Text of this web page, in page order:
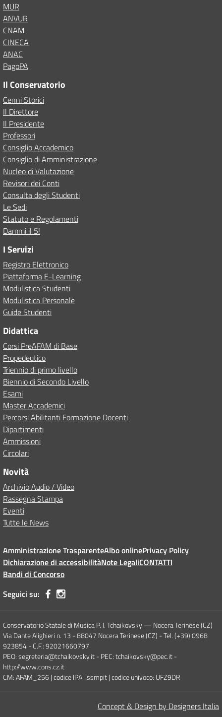
MUR
ANVUR
CNAM
CINECA
ANAC
PagoPA
Il Conservatorio
Cenni Storici
Il Direttore
Il Presidente
Professori
Consiglio Accademico
Consiglio di Amministrazione
Nucleo di Valutazione
Revisori dei Conti
Consulta degli Studenti
Le Sedi
Statuto e Regolamenti
Dammi il 5!
I Servizi
Registro Elettronico
Piattaforma E-Learning
Modulistica Studenti
Modulistica Personale
Guide Studenti
Didattica
Corsi PreAFAM di Base
Propedeutico
Triennio di primo livello
Biennio di Secondo Livello
Esami
Master Accademici
Percorsi Abilitanti Formazione Docenti
Dipartimenti
Ammissioni
Circolari
Novità
Archivio Audio / Video
Rassegna Stampa
Eventi
Tutte le News
Amministrazione TrasparenteAlbo onlinePrivacy Policy
Dichiarazione di accessibilitàNote LegaliCONTATTI
Bandi di Concorso
Seguici su:
Conservatorio Statale di Musica P. I. Tchaikovsky — Nocera Terinese (CZ)
Via Dante Alighieri n. 13 - 88047 Nocera Terinese (CZ) - Tel. (+39) 0968
923854 - C.F.: 92021660797
PEO: segreteria@tchaikovsky.it - PEC: tchaikovsky@pec.it -
http://www.cons.cz.it
CM: AFAM_256 | codice IPA: issmpit | codice univoco: UFZ9DR
Concept & Design by Designers Italia